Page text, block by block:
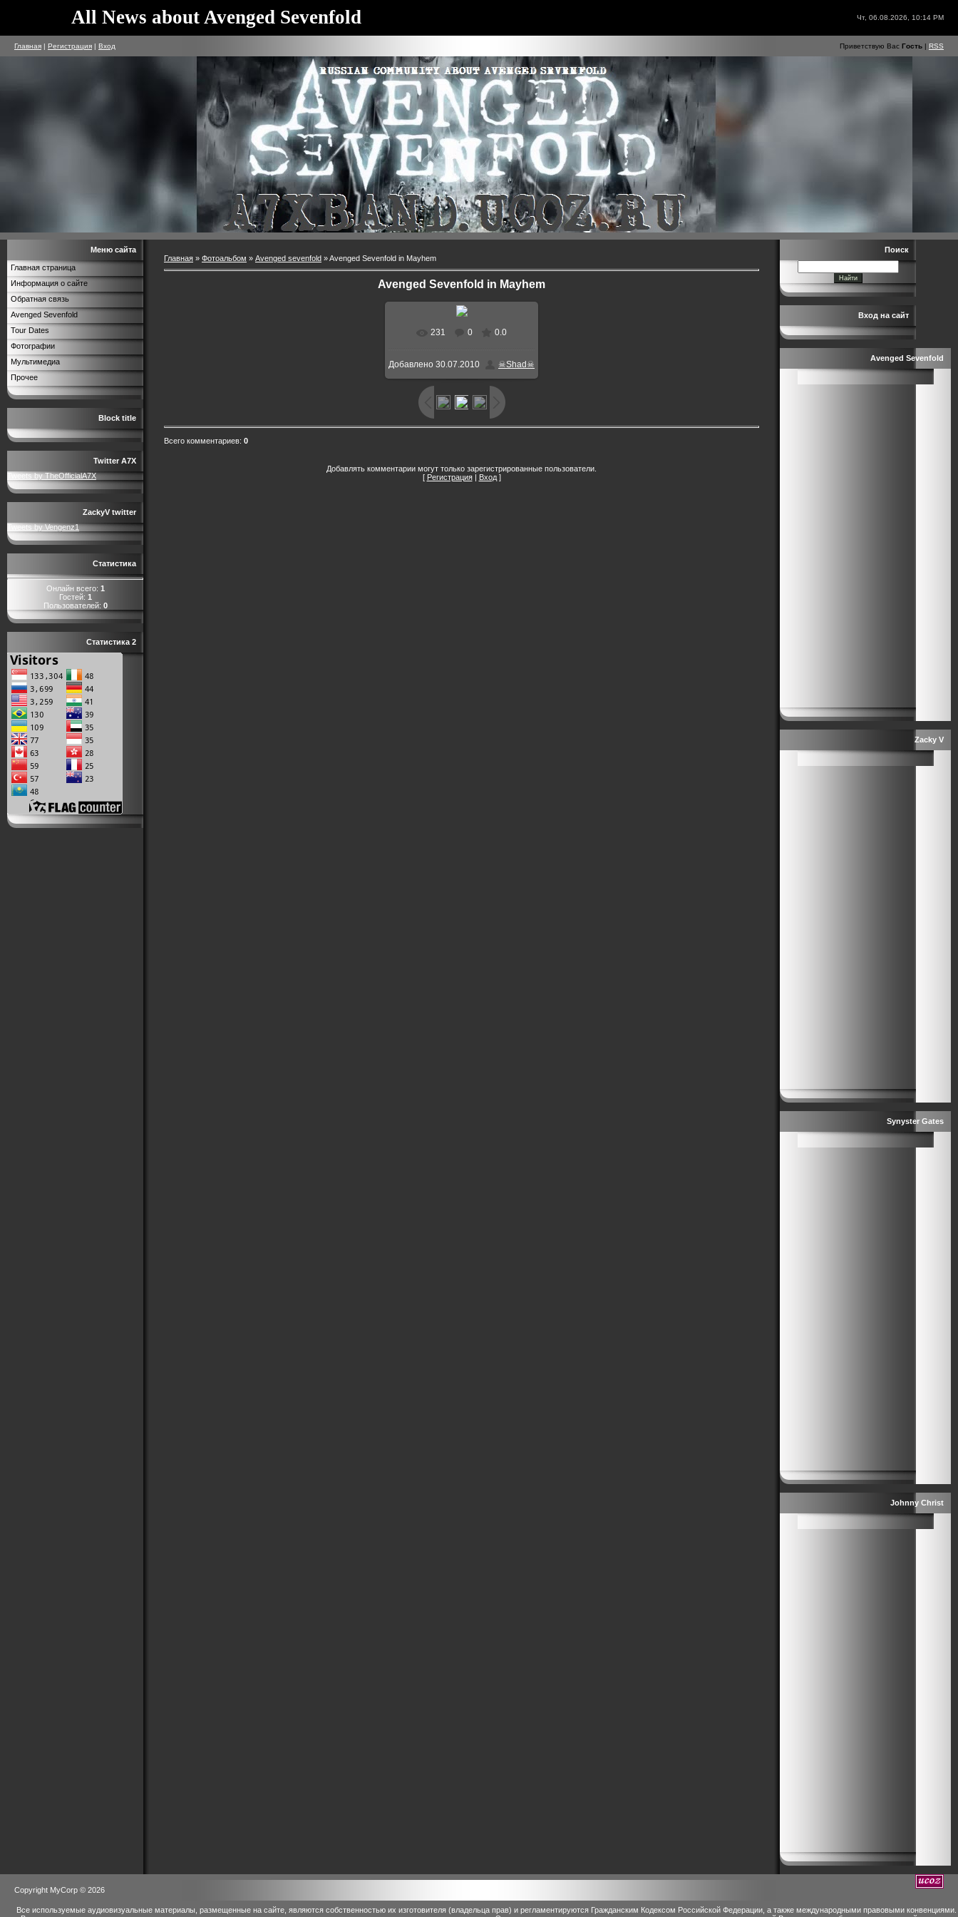
All News about Avenged Sevenfold Чт, 06.08.2026, 10:14 PM
Главная | Регистрация | Вход Приветствую Вас Гость | RSS
Меню сайта
Главная страница
Информация о сайте
Обратная связь
Avenged Sevenfold
Tour Dates
Фотографии
Мультимедиа
Прочее
Block title
Twitter A7X
Tweets by TheOfficialA7X
ZackyV twitter
Tweets by Vengenz1
Статистика
Онлайн всего: 1
Гостей: 1
Пользователей: 0
Статистика 2
Главная » Фотоальбом » Avenged sevenfold » Avenged Sevenfold in Mayhem
Avenged Sevenfold in Mayhem
231 0 0.0
Добавлено 30.07.2010 ☠Shad☠
Всего комментариев: 0
Добавлять комментарии могут только зарегистрированные пользователи.
[ Регистрация| Вход]
Поиск
Вход на сайт
Avenged Sevenfold
Zacky V
Synyster Gates
Johnny Christ
Copyright MyCorp © 2026
Все используемые аудиовизуальные материалы, размещенные на сайте, являются собственностью их изготовителя (владельца прав) и регламентируются Гражданским Кодексом Российской Федерации, а также международными правовыми конвенциями.